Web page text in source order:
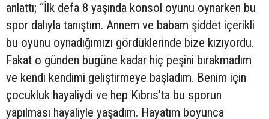
anlattı; “İlk defa 8 yaşında konsol oyunu oynarken bu
spor dalıyla tanıştım. Annem ve babam şiddet içerikli
bu oyunu oynadığımızı gördüklerinde bize kızıyordu.
Fakat o günden bugüne kadar hiç peşini bırakmadım
ve kendi kendimi geliştirmeye başladım. Benim için
çocukluk hayaliydi ve hep Kıbrıs’ta bu sporun
yapılması hayaliyle yaşadım. Hayatım boyunca